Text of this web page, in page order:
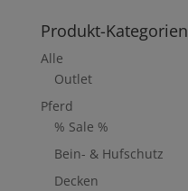
Produkt-Kategorien
Alle
Outlet
Pferd
% Sale %
Bein- & Hufschutz
Decken